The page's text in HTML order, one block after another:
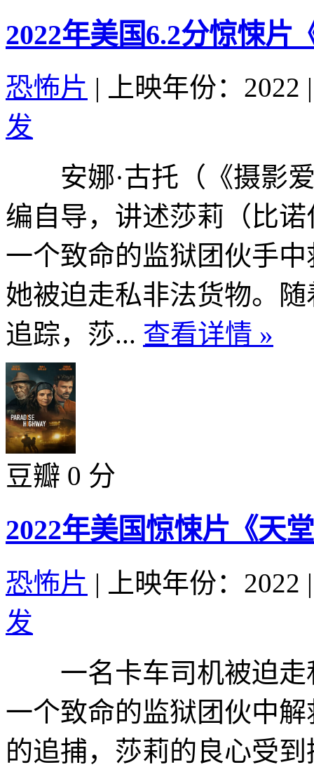
2022年美国6.2分惊悚片
恐怖片 | 上映年份：2022 |
发
安娜·古托（《摄影爱
编自导，讲述莎莉（比
一个致命的监狱团伙手
她被迫走私非法货物。
追踪，莎... 查看详情 »
豆瓣 0 分
2022年美国惊悚片《天
恐怖片 | 上映年份：2022 |
发
一名卡车司机被迫走
一个致命的监狱团伙中
的追捕，莎莉的良心受